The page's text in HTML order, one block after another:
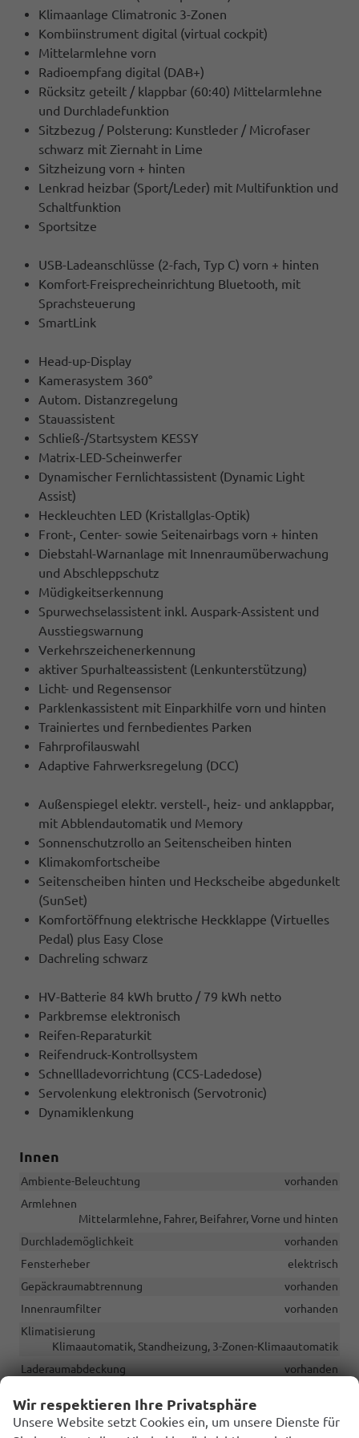
Klimaanlage Climatronic 3-Zonen
Kombiinstrument digital (virtual cockpit)
Mittelarmlehne vorn
Radioempfang digital (DAB+)
Rücksitz geteilt / klappbar (60:40) Mittelarmlehne
und Durchladefunktion
Sitzbezug / Polsterung: Kunstleder / Microfaser
schwarz mit Ziernaht in Lime
Sitzheizung vorn + hinten
Lenkrad heizbar (Sport/Leder) mit Multifunktion und
Schaltfunktion
Sportsitze
USB-Ladeanschlüsse (2-fach, Typ C) vorn + hinten
Komfort-Freisprecheinrichtung Bluetooth, mit
Sprachsteuerung
SmartLink
Head-up-Display
Kamerasystem 360°
Autom. Distanzregelung
Stauassistent
Schließ-/Startsystem KESSY
Matrix-LED-Scheinwerfer
Dynamischer Fernlichtassistent (Dynamic Light
Assist)
Heckleuchten LED (Kristallglas-Optik)
Front-, Center- sowie Seitenairbags vorn + hinten
Diebstahl-Warnanlage mit Innenraumüberwachung
und Abschleppschutz
Müdigkeitserkennung
Spurwechselassistent inkl. Auspark-Assistent und
Ausstiegswarnung
Verkehrszeichenerkennung
aktiver Spurhalteassistent (Lenkunterstützung)
Licht- und Regensensor
Parklenkassistent mit Einparkhilfe vorn und hinten
Trainiertes und fernbedientes Parken
Fahrprofilauswahl
Adaptive Fahrwerksregelung (DCC)
Außenspiegel elektr. verstell-, heiz- und anklappbar,
mit Abblendautomatik und Memory
Sonnenschutzrollo an Seitenscheiben hinten
Klimakomfortscheibe
Seitenscheiben hinten und Heckscheibe abgedunkelt
(SunSet)
Komfortöffnung elektrische Heckklappe (Virtuelles
Pedal) plus Easy Close
Dachreling schwarz
HV-Batterie 84 kWh brutto / 79 kWh netto
Parkbremse elektronisch
Reifen-Reparaturkit
Reifendruck-Kontrollsystem
Schnellladevorrichtung (CCS-Ladedose)
Servolenkung elektronisch (Servotronic)
Dynamiklenkung
Innen
Ambiente-Beleuchtung
vorhanden
Armlehnen
Mittelarmlehne, Fahrer, Beifahrer, Vorne und hinten
Durchlademöglichkeit
vorhanden
Fensterheber
elektrisch
Gepäckraumabtrennung
vorhanden
Innenraumfilter
vorhanden
Klimatisierung
Klimaautomatik, Standheizung, 3-Zonen-Klimaautomatik
Laderaumabdeckung
vorhanden
in Leder, höhenverstellbar, mit Multifunktionen, in
Sportausführung, mit Lenkradheizung, mit Schaltwippen
Wir respektieren Ihre Privatsphäre
Unsere Website setzt Cookies ein, um unsere Dienste für